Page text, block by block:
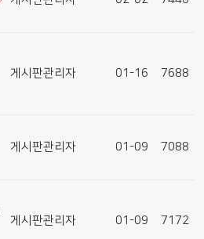
게시판관리자 01-16 7688
게시판관리자 01-09 7088
게시판관리자 01-09 7172